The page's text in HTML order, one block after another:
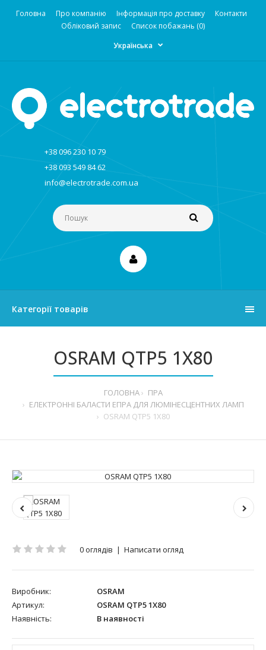
Головна Про компанію Інформація про доставку
Контакти
Обліковий запис
Список побажань (0)
Українська
+38 096 230 10 79
+38 093 549 84 62
info@electrotrade.com.ua
Категорії товарів
OSRAM QTP5 1X80
ГОЛОВНА
ПРА
ЕЛЕКТРОННІ БАЛАСТИ ЕПРА ДЛЯ ЛЮМІНЕСЦЕНТНИХ ЛАМП
OSRAM QTP5 1X80
0 оглядів | Написати огляд
Виробник:
OSRAM
Артикул:
OSRAM QTP5 1X80
Наявність:
В наявності